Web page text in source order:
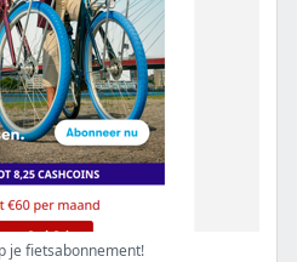
je fietsabonnement!